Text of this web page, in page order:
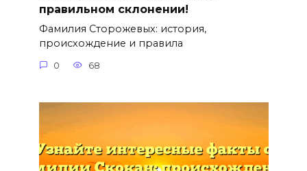
правильном склонении!
Фамилия Сторожевых: история,
происхождение и правила
0 68